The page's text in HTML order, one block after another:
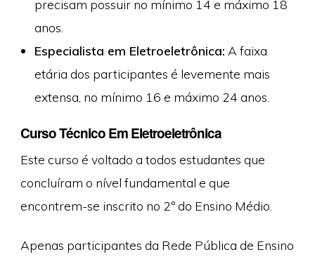
precisam possuir no mínimo 14 e máximo 18
anos.
Especialista em Eletroeletrônica: A faixa
etária dos participantes é levemente mais
extensa, no mínimo 16 e máximo 24 anos.
Curso Técnico Em Eletroeletrônica
Este curso é voltado a todos estudantes que
concluíram o nível fundamental e que
encontrem-se inscrito no 2º do Ensino Médio.
Apenas participantes da Rede Pública de Ensino